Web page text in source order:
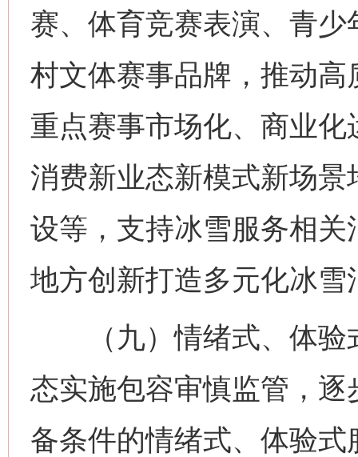
赛、体育竞赛表演、青
村文体赛事品牌，推动
重点赛事市场化、商业
消费新业态新模式新场
设等，支持冰雪服务相
地方创新打造多元化冰雪
（九）情绪式、体验
态实施包容审慎监管，
备条件的情绪式、体验